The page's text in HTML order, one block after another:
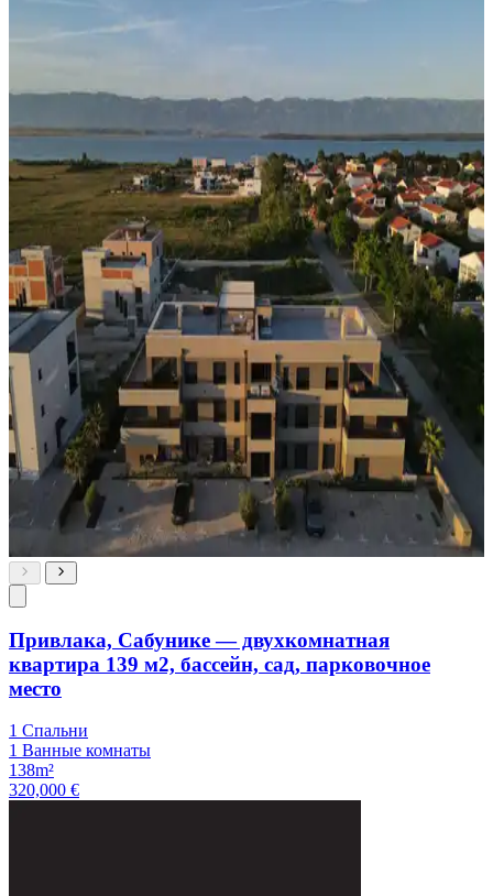
Привлака, Сабунике — двухкомнатная
квартира 139 м2, бассейн, сад, парковочное
место
1 Спальни
1 Ванные комнаты
138m²
320,000 €